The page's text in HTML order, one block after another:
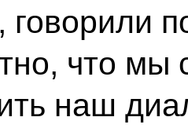
говорили
что мы
наш